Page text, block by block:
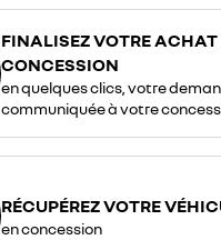
FINALISEZ VOTRE ACHAT
CONCESSION
en quelques clics, votre
communiquée à votre
RÉCUPÉREZ VOTRE
en concession